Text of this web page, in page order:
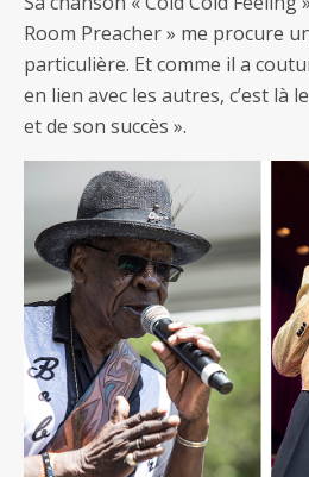
Room Preacher » me procure
particulière. Et comme il a
en lien avec les autres, c’est là
et de son succès ».